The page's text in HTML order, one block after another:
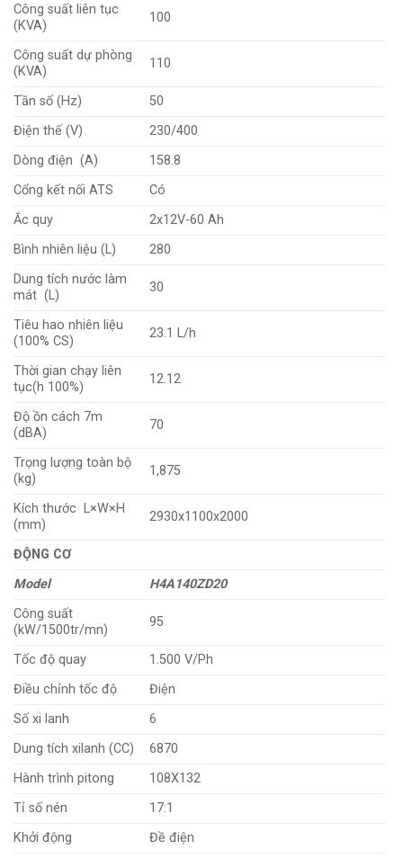
Công suất liên tục
(KVA)
100
Công suất dự phòng
(KVA)
110
Tần số (Hz)
50
Điện thế (V)
230/400
Dòng điện (A)
158.8
Cổng kết nối ATS
Có
Ắc quy
2x12V-60 Ah
Bình nhiên liệu (L)
280
Dung tích nước làm
mát (L)
30
Tiêu hao nhiên liệu
(100% CS)
23.1 L/h
Thời gian chạy liên
tục(h 100%)
12.12
Độ ồn cách 7m
(dBA)
70
Trọng lượng toàn bộ
(kg)
1,875
Kích thước L×W×H
(mm)
2930x1100x2000
ĐỘNG CƠ
Model
H4A140ZD20
Công suất
(kW/1500tr/mn)
95
Tốc độ quay
1.500 V/Ph
Điều chỉnh tốc độ
Điện
Số xi lanh
6
Dung tích xilanh (CC)
6870
Hành trình pitong
108X132
Tỉ số nén
17:1
Khởi động
Đề điện